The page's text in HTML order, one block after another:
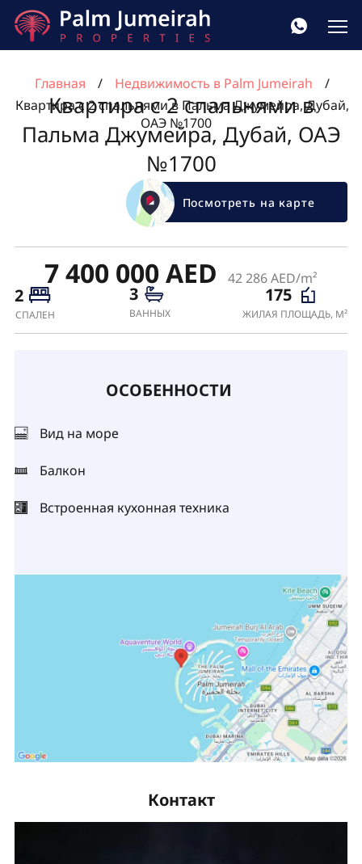
Главная
Недвижимость в Palm Jumeirah
Квартира с 2 спальнями в Пальма Джумейра, Дубай,
ОАЭ №1700
Квартира с 2 спальнями в
Пальма Джумейра, Дубай, ОАЭ
№1700
Посмотреть на карте
7 400 000 AED 42 286 AED/m²
2
СПАЛЕН
3
ВАННЫХ
175
ЖИЛАЯ ПЛОЩАДЬ, М²
ОСОБЕННОСТИ
Вид на море
Балкон
Встроенная кухонная техника
Контакт